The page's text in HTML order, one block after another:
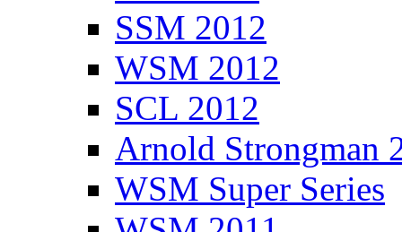
SSM 2012
WSM 2012
SCL 2012
Arnold Strongman
WSM Super Series